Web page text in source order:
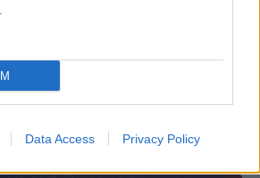
Data Access Privacy Policy
η Εθνική γυναικών
στο δεύτερο φιλικό της επί
Γυναικών καθώς στο πλαίσιο του
προετοιμασίας του Ουρμπίνο,...